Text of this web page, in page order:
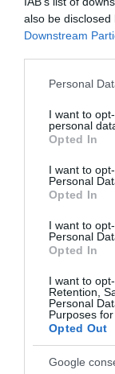
also be
Downstream
Please note that
not limited to
grant or deny
use your data
consent section.
Personal
I want to
personal
Opted In
I want to
Personal
Opted In
I want to
Personal
Opted In
I want to
Retention,
Personal
Purposes
Opted Out
Google
Ο καιρός
Το
ασφαλείς